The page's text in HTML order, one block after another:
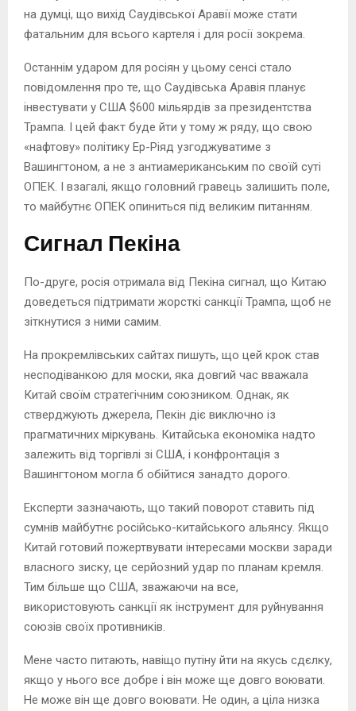
на думці, що вихід Саудівської Аравії може стати
фатальним для всього картеля і для росії зокрема.
Останнім ударом для росіян у цьому сенсі стало
повідомлення про те, що Саудівська Аравія планує
інвестувати у США $600 мільярдів за президентства
Трампа. І цей факт буде йти у тому ж ряду, що свою
«нафтову» політику Ер-Ріяд узгоджуватиме з
Вашингтоном, а не з антиамериканським по своїй суті
ОПЕК. І взагалі, якщо головний гравець залишить поле,
то майбутнє ОПЕК опиниться під великим питанням.
Сигнал Пекіна
По-друге, росія отримала від Пекіна сигнал, що Китаю
доведеться підтримати жорсткі санкції Трампа, щоб не
зіткнутися з ними самим.
На прокремлівських сайтах пишуть, що цей крок став
несподіванкою для моски, яка довгий час вважала
Китай своїм стратегічним союзником. Однак, як
стверджують джерела, Пекін діє виключно із
прагматичних міркувань. Китайська економіка надто
залежить від торгівлі зі США, і конфронтація з
Вашингтоном могла б обійтися занадто дорого.
Експерти зазначають, що такий поворот ставить під
сумнів майбутнє російсько-китайського альянсу. Якщо
Китай готовий пожертвувати інтересами москви заради
власного зиску, це серйозний удар по планам кремля.
Тим більше що США, зважаючи на все,
використовують санкції як інструмент для руйнування
союзів своїх противників.
Мене часто питають, навіщо путіну йти на якусь сдєлку,
якщо у нього все добре і він може ще довго воювати.
Не може він ще довго воювати. Не один, а ціла низка